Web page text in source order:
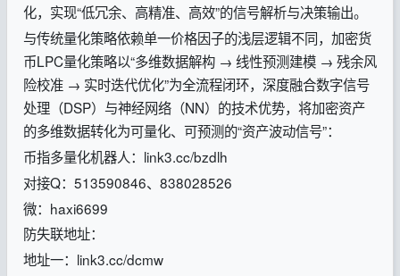
化，实现“低冗余、高精准、高效”的信号解析与决策输出。
与传统量化策略依赖单一价格因子的浅层逻辑不同，加密货
币LPC量化策略以“多维数据解构 → 线性预测建模 → 残余风
险校准 → 实时迭代优化”为全流程闭环，深度融合数字信号
处理（DSP）与神经网络（NN）的技术优势，将加密资产
的多维数据转化为可量化、可预测的“资产波动信号”：
币指多量化机器人：link3.cc/bzdlh
对接Q：513590846、838028526
微：haxi6699
防失联地址：
地址一：link3.cc/dcmw